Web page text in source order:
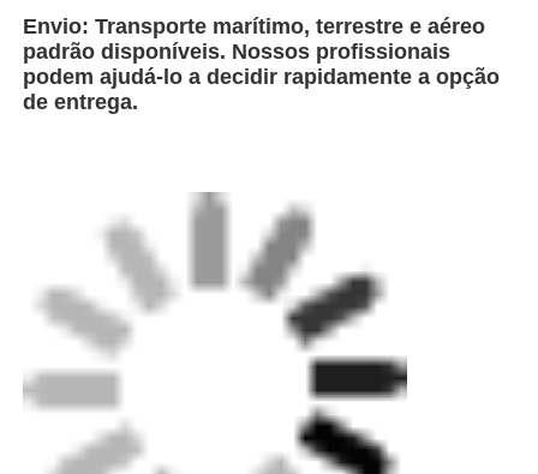
Envio: Transporte marítimo, terrestre e aéreo
padrão disponíveis. Nossos profissionais
podem ajudá-lo a decidir rapidamente a opção
de entrega.